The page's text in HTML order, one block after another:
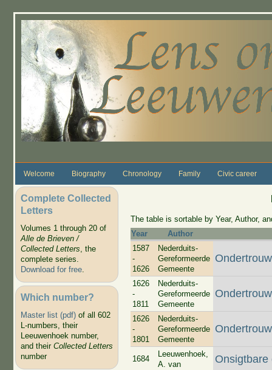
Welcome Biography Chronology Family Civic career
Complete Collected
Letters
Volumes 1 through 20 of
Alle de Brieven /
Collected Letters, the
complete series.
Download for free.
Which number?
Master list (pdf)of all 602
L-numbers, their
Leeuwenhoek number,
and their Collected Letters
number
The table is sortable by Year, Author,
Year
Author
1587
-
1626
Nederduits-
Gereformeerde
Gemeente
1626
-
1811
Nederduits-
Gereformeerde
Gemeente
1626
-
1801
Nederduits-
Gereformeerde
Gemeente
1684
Leeuwenhoek,
A. van